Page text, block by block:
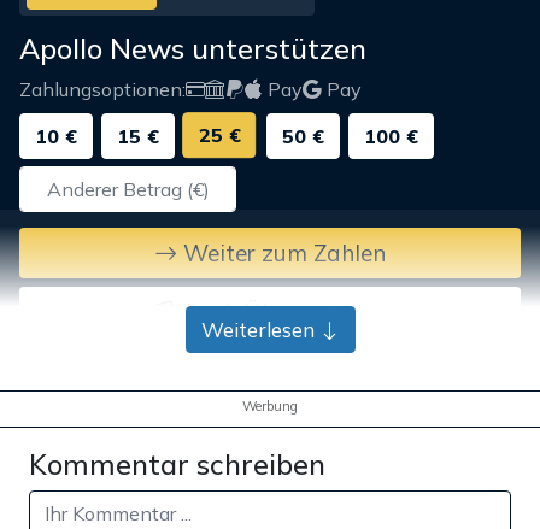
Apollo News unterstützen
Zahlungsoptionen: Pay
Pay
10 €
15 € 25 € 50 € 100 €
Weiter zum Zahlen
Bank-Überweisung
Weiterlesen
Werbung
Kommentar schreiben